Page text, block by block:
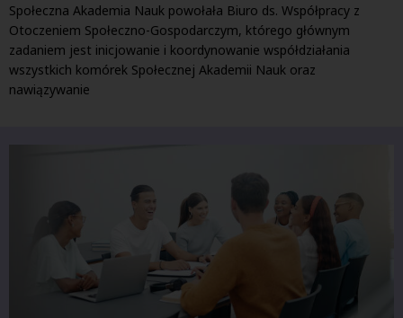
Społeczna Akademia Nauk powołała Biuro ds. Współpracy z
Otoczeniem Społeczno-Gospodarczym, którego głównym
zadaniem jest inicjowanie i koordynowanie współdziałania
wszystkich komórek Społecznej Akademii Nauk oraz
nawiązywanie